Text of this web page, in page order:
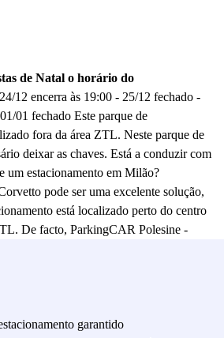
de Natal o horário do
12 encerra às 19:00 - 25/12 fechado -
01 fechado Este parque de
fora da área ZTL. Neste parque de
deixar as chaves. Está a conduzir com
um estacionamento em Milão?
pode ser uma excelente solução,
está localizado perto do centro
De facto, ParkingCAR Polesine -
realmente fácil, assim como
estacionamento em Corvetto é dada pela
garantido